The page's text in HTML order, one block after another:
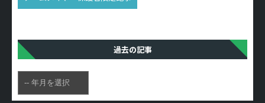
過去の記事